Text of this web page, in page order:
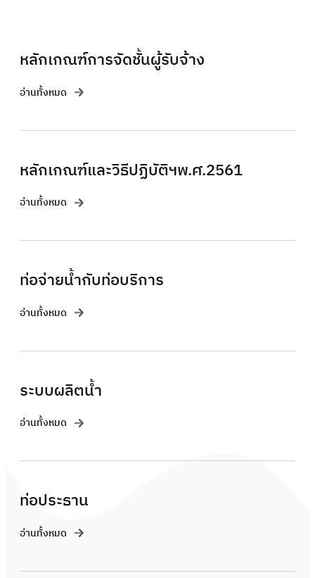
หลักเกณฑ์การจัดชั้นผู้รับจ้าง
อ่านทั้งหมด
หลักเกณฑ์และวิธีปฏิบัติฯพ.ศ.2561
อ่านทั้งหมด
ท่อจ่ายน้ำกับท่อบริการ
อ่านทั้งหมด
ระบบผลิตน้ำ
อ่านทั้งหมด
ท่อประธาน
อ่านทั้งหมด